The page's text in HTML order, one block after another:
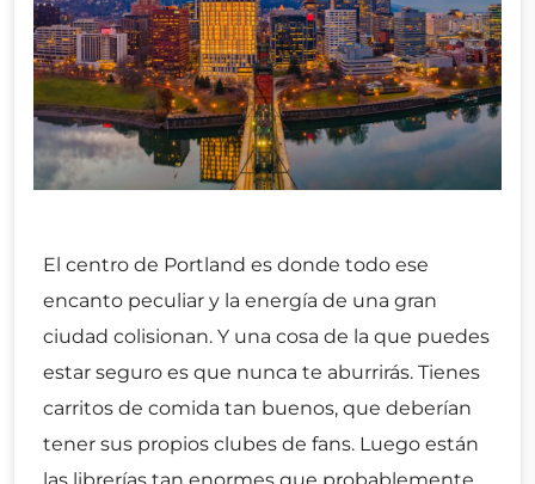
El centro de Portland es donde todo ese
encanto peculiar y la energía de una gran
ciudad colisionan. Y una cosa de la que puedes
estar seguro es que nunca te aburrirás. Tienes
carritos de comida tan buenos, que deberían
tener sus propios clubes de fans. Luego están